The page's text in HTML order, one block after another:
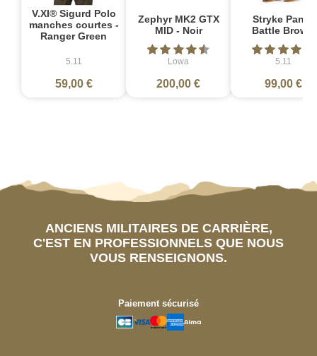
V.XI® Sigurd Polo
manches courtes -
Ranger Green
5.11
59,00 €
Zephyr MK2 GTX
MID - Noir
Lowa
200,00 €
Stryke Pant -
Battle Brown
5.11
99,00 €
ANCIENS MILITAIRES DE CARRIÈRE,
C'EST EN PROFESSIONNELS QUE NOUS
VOUS RENSEIGNONS.
Paiement sécurisé